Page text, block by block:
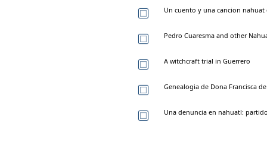
Un cuento y una cancion nahuat
Pedro Cuaresma and other
A witchcraft trial in Guerrero
Genealogia de Dona Francisca
Una denuncia en nahuatl: